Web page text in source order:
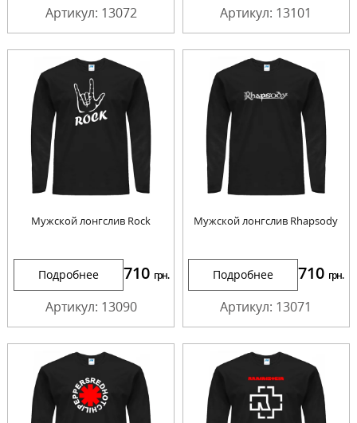
Артикул: 13072 Артикул: 13101
Мужской лонгслив Rock
Подробнее 710 грн.
Артикул: 13090
Мужской лонгслив Rhapsody
Подробнее 710 грн.
Артикул: 13071